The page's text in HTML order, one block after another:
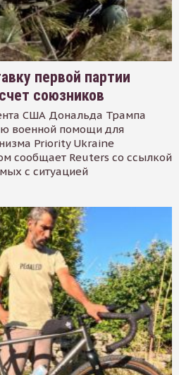
первой партии
союзников
США Дональда Трампа
военной помощи для
Priority Ukraine
сообщает Reuters со ссылкой
с ситуацией